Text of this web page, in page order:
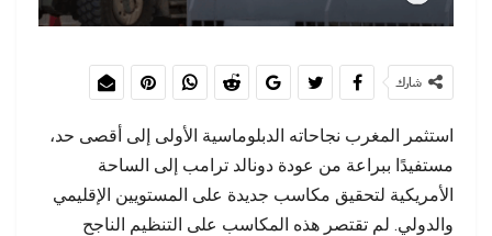
شارك
استثمر المغرب نجاحاته الدبلوماسية الأولى إلى أقصى حد،
مستفيدًا ببراعة من عودة دونالد ترامب إلى الساحة
الأمريكية لتحقيق مكاسب جديدة على المستويين الإقليمي
والدولي. لم تقتصر هذه المكاسب على التنظيم الناجح